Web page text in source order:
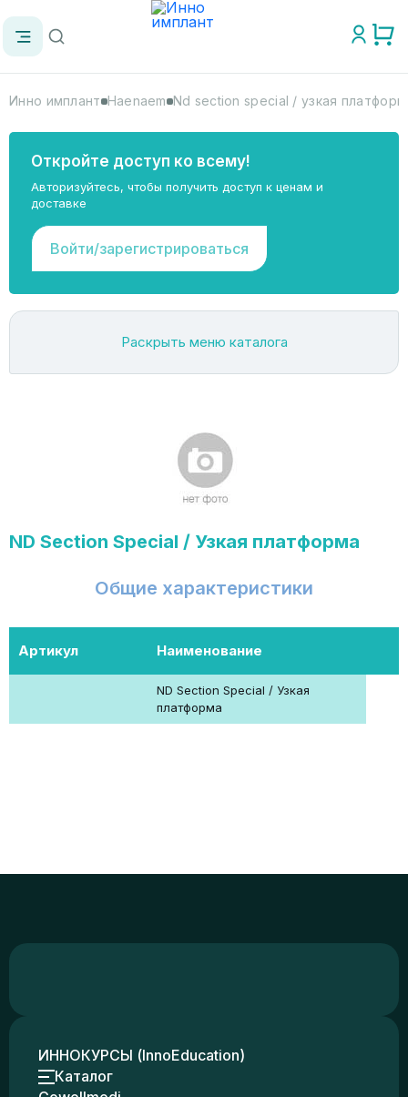
Инно имплант Haenaem Nd section special / узкая
Откройте доступ ко всему!
Авторизуйтесь, чтобы получить доступ к ценам и
доставке
Войти/зарегистрироваться
Раскрыть меню каталога
ND Section Special / Узкая платформа
Общие характеристики
Артикул Наименование
ND Section Special / Узкая
платформа
ИННОКУРСЫ (InnoEducation)
Каталог